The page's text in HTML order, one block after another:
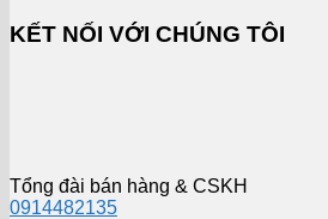
KẾT NỐI VỚI CHÚNG TÔI
Tổng đài bán hàng & CSKH
0914482135